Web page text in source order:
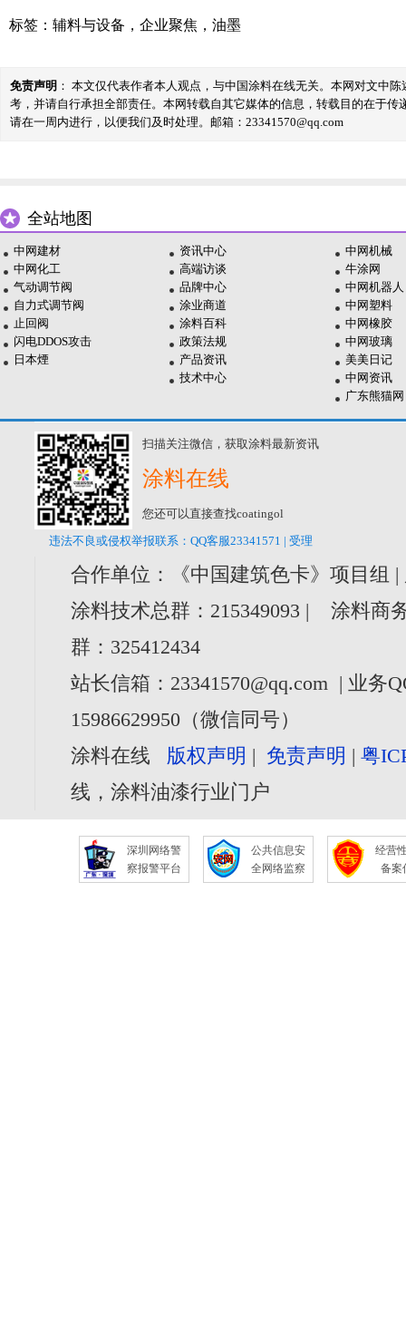
标签： 辅料与设备 ， 企业聚焦 ， 油墨
免责声明 ： 本文仅代表作者本人观点，与中国涂料在线无关。本网对文中
考，并请自行承担全部责任。本网转载自其它媒体的信息，转载目的在于
请在一周内进行，以便我们及时处理。邮箱：23341570@qq.com
全站地图
中网建材
中网化工
气动调节阀
自力式调节阀
止回阀
闪电DDOS攻击
日本煙
资讯中心
高端访谈
品牌中心
涂业商道
涂料百科
政策法规
产品资讯
技术中心
中网机械
牛涂网
中网机器人
中网塑料
中网橡胶
中网玻璃
美美日记
中网资讯
广东熊猫网
扫描关注微信，获取涂料最新资讯
涂料在线
您还可以直接查找coatingol
违法不良或侵权举报联系：QQ客服23341571 | 受理
合作单位：《中国建筑色卡》项目组
涂料技术总群：215349093 | 涂料商
群：325412434
站长信箱：23341570@qq.com | 业务
15986629950（微信同号）
涂料在线 版权声明 | 免责声明 |粤
线，涂料油漆行业门户
深圳网络警
察报警平台
公共信息安
全网络监察
经营
备案